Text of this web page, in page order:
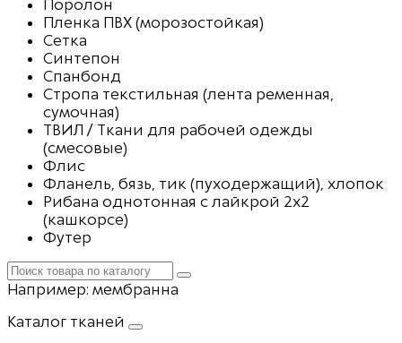
Поролон
Пленка ПВХ (морозостойкая)
Сетка
Синтепон
Спанбонд
Стропа текстильная (лента ременная,
сумочная)
ТВИЛ / Ткани для рабочей одежды
(смесовые)
Флис
Фланель, бязь, тик (пуходержащий), хлопок
Рибана однотонная с лайкрой 2х2
(кашкорсе)
Футер
Например: мембранна
Каталог тканей